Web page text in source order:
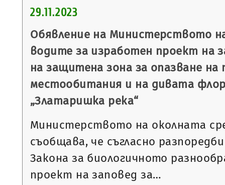
29.11.2023
Обявление на Министерството
водите за изработен проект на
на защитена зона за опазване
местообитания и на дивата
„Златаришка река“
Министерството на околната
съобщава, че съгласно
Закона за биологичното
проект на заповед за…